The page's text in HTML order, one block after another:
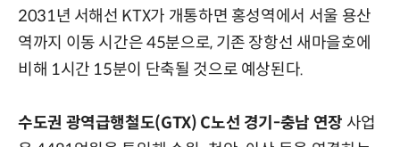
2031년 서해선 KTX가 개통하면 홍성역에서 서울 용산
역까지 이동 시간은 45분으로, 기존 장항선 새마을호에
비해 1시간 15분이 단축될 것으로 예상된다.
수도권 광역급행철도(GTX) C노선 경기-충남 연장 사업